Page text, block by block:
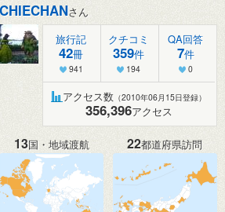
CHIECHANさん
旅行記
42冊
941
クチコミ
359件
194
QA回答
7件
0
アクセス数 （2010年06月15日登録）
356,396アクセス
13国・地域渡航 22都道府県訪問